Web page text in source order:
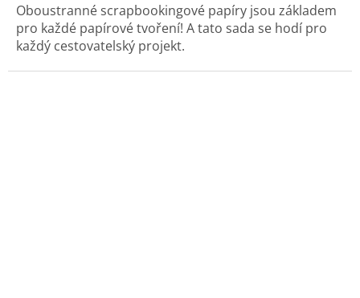
z
5
hvězdiček.
Oboustranné scrapbookingové papíry jsou základem
pro každé papírové tvoření! A tato sada se hodí pro
každý cestovatelský projekt.